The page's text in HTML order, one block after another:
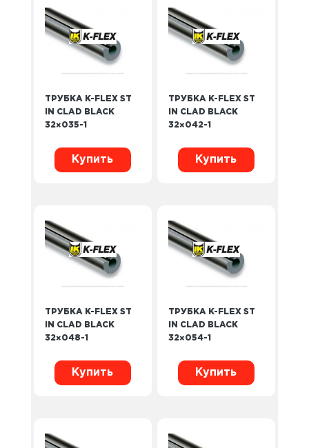
ТРУБКА K-FLEX ST
IN CLAD BLACK
32×035-1
Купить
ТРУБКА K-FLEX ST
IN CLAD BLACK
32×042-1
Купить
ТРУБКА K-FLEX ST
IN CLAD BLACK
32×048-1
Купить
ТРУБКА K-FLEX ST
IN CLAD BLACK
32×054-1
Купить